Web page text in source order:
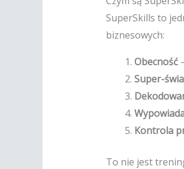
SuperSkills to
biznesowych:
Obecność
Super-
Kontrola
To nie jest